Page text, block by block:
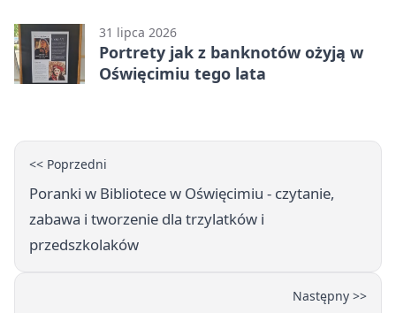
31 lipca 2026
Portrety jak z banknotów ożyją w
Oświęcimiu tego lata
<< Poprzedni
Poranki w Bibliotece w Oświęcimiu - czytanie,
zabawa i tworzenie dla trzylatków i
przedszkolaków
Następny >>